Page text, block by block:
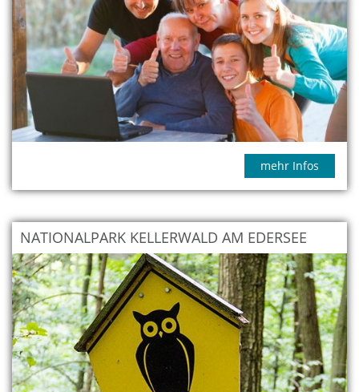
mehr Infos
NATIONALPARK KELLERWALD AM EDERSEE